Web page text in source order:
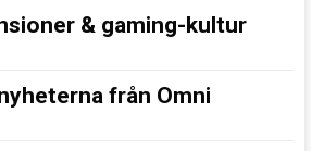
& gaming-kultur
från Omni